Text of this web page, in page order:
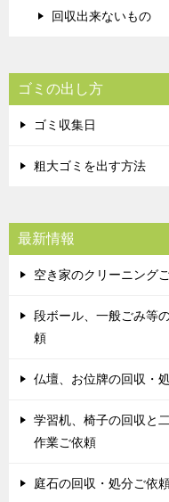
回収出来ないもの
ゴミの出し方
ゴミ収集日
粗大ゴミを出す方法
最新情報
空き家のクリーニング
段ボール、一般ごみ等
頼
仏壇、お位牌の回収・
学習机、椅子の回収と
作業ご依頼
庭石の回収・処分ご依